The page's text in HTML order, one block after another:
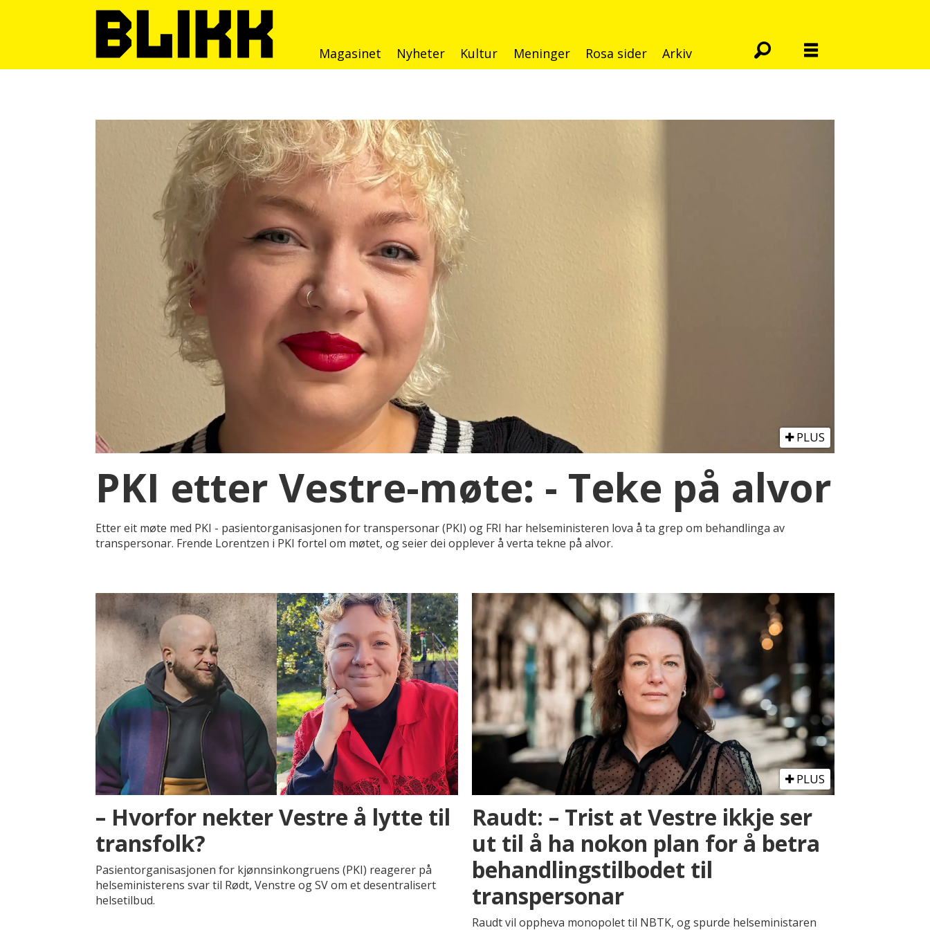
Magasinet Nyheter Kultur Meninger Rosa sider Arkiv
helseminister
PLUS
PKI etter Vestre-møte: - Teke på alvor
Etter eit møte med PKI - pasientorganisasjonen for transpersonar (PKI) og FRI har helseministeren lova å ta grep om behandlinga av
transpersonar. Frende Lorentzen i PKI fortel om møtet, og seier dei opplever å verta tekne på alvor.
– Hvorfor nekter Vestre å lytte til
transfolk?
Pasientorganisasjonen for kjønnsinkongruens (PKI) reagerer på
helseministerens svar til Rødt, Venstre og SV om et desentralisert
helsetilbud.
PLUS
Raudt: – Trist at Vestre ikkje ser
ut til å ha nokon plan for å betra
behandlingstilbodet til
transpersonar
Raudt vil oppheva monopolet til NBTK, og spurde helseministaren